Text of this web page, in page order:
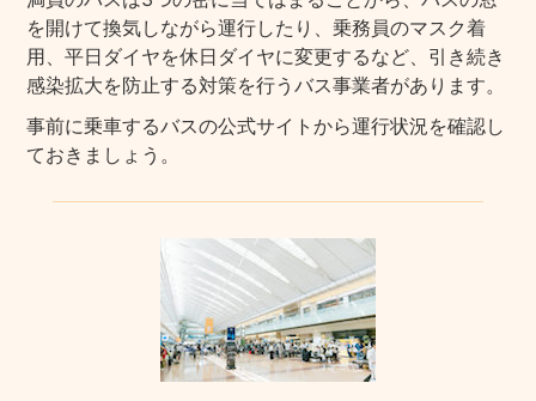
を開けて換気しながら運行したり、乗務員のマスク着
用、平日ダイヤを休日ダイヤに変更するなど、引き続き
感染拡大を防止する対策を行うバス事業者があります。
事前に乗車するバスの公式サイトから運行状況を確認し
ておきましょう。